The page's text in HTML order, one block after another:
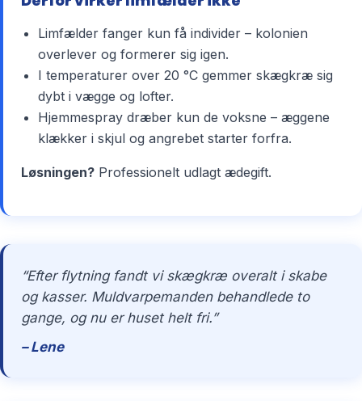
Limfælder fanger kun få individer – kolonien
overlever og formerer sig igen.
I temperaturer over 20 °C gemmer skægkræ sig
dybt i vægge og lofter.
Hjemmespray dræber kun de voksne – æggene
klækker i skjul og angrebet starter forfra.
Løsningen? Professionelt udlagt ædegift.
“Efter flytning fandt vi skægkræ overalt i skabe
og kasser. Muldvarpemanden behandlede to
gange, og nu er huset helt fri.”
– Lene